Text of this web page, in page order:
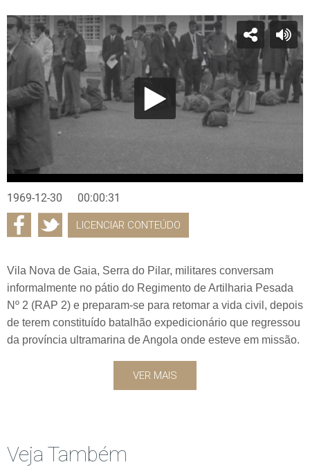
1969-12-30 00:00:31
LICENCIAR CONTEÚDO
Vila Nova de Gaia, Serra do Pilar, militares conversam
informalmente no pátio do Regimento de Artilharia Pesada
Nº 2 (RAP 2) e preparam-se para retomar a vida civil, depois
de terem constituído batalhão expedicionário que regressou
da província ultramarina de Angola onde esteve em missão.
VER MAIS
Veja Também